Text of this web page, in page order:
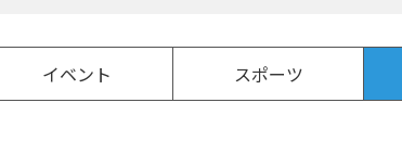
イベント スポーツ